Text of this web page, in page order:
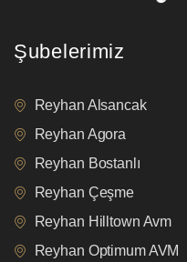
Şubelerimiz
Reyhan Alsancak
Reyhan Agora
Reyhan Bostanlı
Reyhan Çeşme
Reyhan Hilltown Avm
Reyhan Optimum AVM